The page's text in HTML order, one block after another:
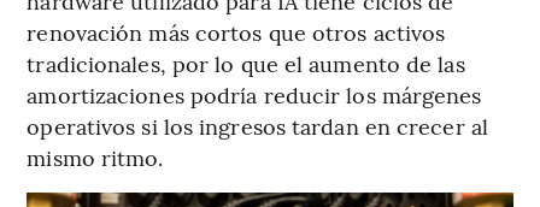
renovación más cortos que otros activos
tradicionales, por lo que el aumento de las
amortizaciones podría reducir los márgenes
operativos si los ingresos tardan en crecer al
mismo ritmo.